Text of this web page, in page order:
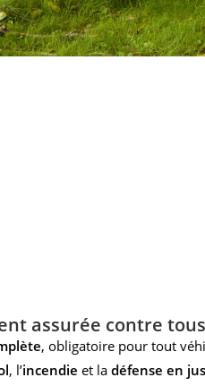
assurée contre
, obligatoire pour tout
, l’incendie et la défense en